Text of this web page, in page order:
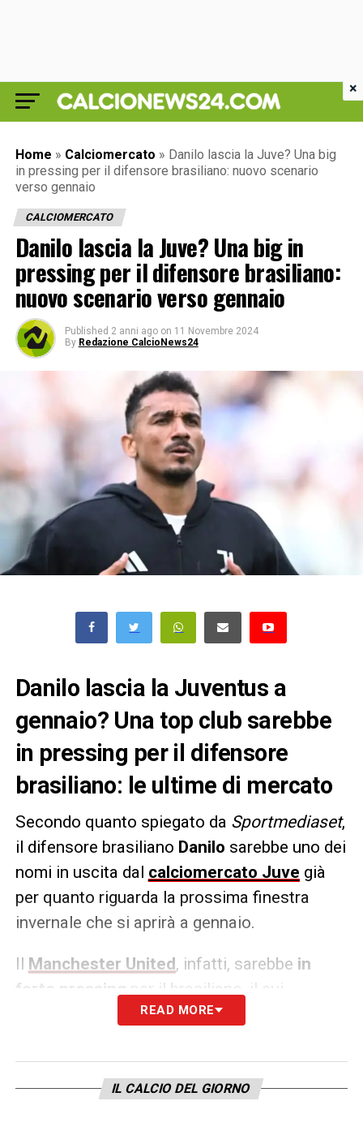
Home » Calciomercato » Danilo lascia la Juve? Una big
in pressing per il difensore brasiliano: nuovo scenario
verso gennaio
CALCIOMERCATO
Danilo lascia la Juve? Una big in
pressing per il difensore brasiliano:
nuovo scenario verso gennaio
Published 2 anni ago on 11 Novembre 2024
By Redazione CalcioNews24
Danilo lascia la Juventus a
gennaio? Una top club sarebbe
in pressing per il difensore
brasiliano: le ultime di mercato
Secondo quanto spiegato da Sportmediaset,
il difensore brasiliano Danilo sarebbe uno dei
nomi in uscita dal calciomercato Juve già
per quanto riguarda la prossima finestra
invernale che si aprirà a gennaio.
Il Manchester United, infatti, sarebbe in
forte pressing
per il brasiliano, il cui
contratto con i bianconeri scadrà il prossimo
sarebbe assolutamente da escludere e
permetterebbe, nel caso, di risparmiare sul
READ MORE
IL CALCIO DEL GIORNO
×